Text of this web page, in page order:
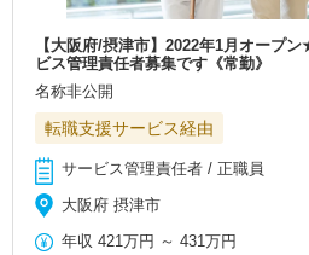
【大阪府/摂津市】2022年1月オープ
ビス管理責任者募集です《常勤》
名称非公開
転職支援サービス経由
サービス管理責任者 / 正職員
大阪府 摂津市
年収 421万円 ～431万円